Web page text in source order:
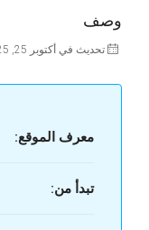
وصف
تحديث في أكتوبر 25, 2025 في 3:48 م
معرف الموقع:
تبدأ من: